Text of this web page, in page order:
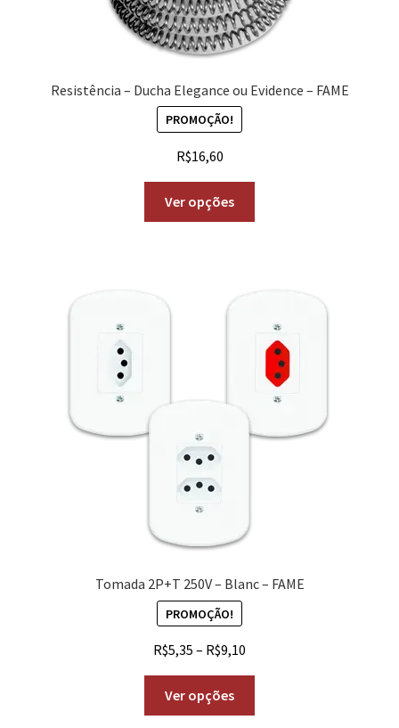
Resistência – Ducha Elegance ou Evidence – FAME
PROMOÇÃO!
R$16,60
Ver opções
Tomada 2P+T 250V – Blanc – FAME
PROMOÇÃO!
R$5,35 – R$9,10
Ver opções